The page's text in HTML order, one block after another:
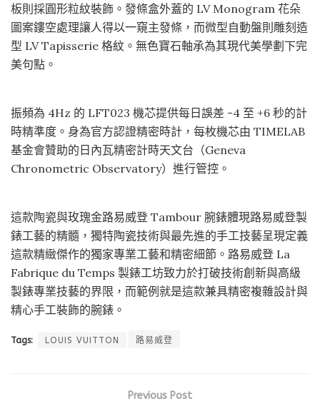
板則採圓形粒紋裝飾。發條盒外蓋的 LV Monogram 花朵
圖案鏤空處理讓人得以一窺主發條，而微型自動盤則雕刻造
型 LV Tapisserie 格紋。無色寶石軸承為其現代美學劃下完
美句點。
振頻為 4Hz 的 LFT023 機芯提供每日誤差 -4 至 +6 秒的計
時精準度。身為官方認證精密時計，每枚機芯由 TIMELAB
基金會贊助的日內瓦精密計時天文台（Geneva
Chronometric Observatory）進行管控。
這款陶瓷與玫瑰金路易威登 Tambour 腕錶體現路易威登製
錶工藝的精髓，獨特陶瓷技術與最先進的手工技藝呈現定義
這款精緻傑作的獨家專業工藝和精密細節。路易威登 La
Fabrique du Temps 製錶工坊致力於打破技術創新與高級
製錶專業技藝的界限，而範例就是這款兼具精密複雜設計與
精心手工裝飾的腕錶。
Tags: LOUIS VUITTON 路易威登
Previous Post